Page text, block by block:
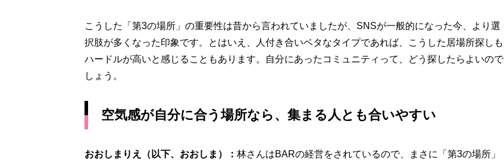
こうした「第3の場所」の重要性は昔から言われていましたが、SNSが一般的になった今、より選
択肢が多くなった印象です。とはいえ、人付き合いベタなタイプであれば、こうした居場所探しも
ハードルが高いと感じることもあります。自分にあったコミュニティって、どう探したらよいので
しょう。
空気感が自分に合う場所なら、集まる人とも合いやすい
おおしまりえ（以下、おおしま）： 林さんはBARの経営をされているので、まさに「第3の場所」